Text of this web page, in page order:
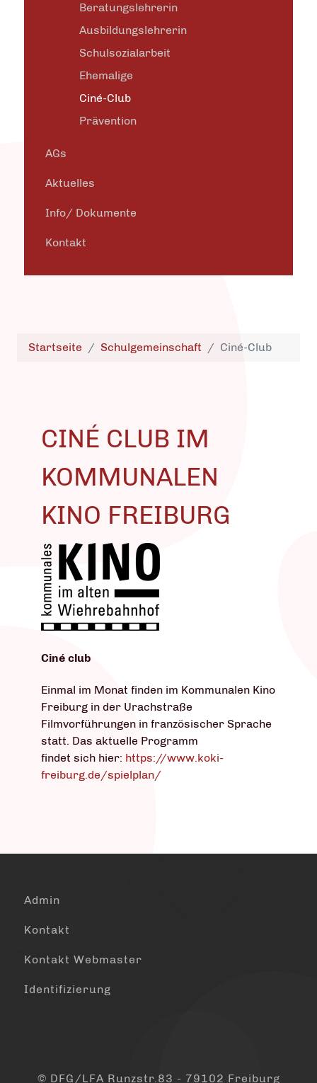
Beratungslehrerin
Ausbildungslehrerin
Schulsozialarbeit
Ehemalige
Ciné-Club
Prävention
AGs
Aktuelles
Info/ Dokumente
Kontakt
Startseite Schulgemeinschaft Ciné-Club
CINÉ CLUB IM
KOMMUNALEN
KINO FREIBURG
Ciné club
Einmal im Monat finden im Kommunalen Kino
Freiburg in der Urachstraße
Filmvorführungen in französischer Sprache
statt. Das aktuelle Programm
findet sich hier: https://www.koki-
freiburg.de/spielplan/
Admin
Kontakt
Kontakt Webmaster
Identifizierung
© DFG/LFA Runzstr.83 - 79102 Freiburg